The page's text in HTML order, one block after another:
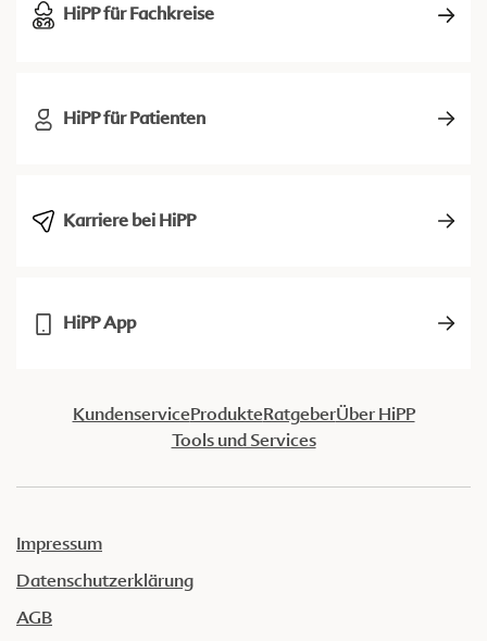
HiPP für Fachkreise
HiPP für Patienten
Karriere bei HiPP
HiPP App
KundenserviceProdukteRatgeberÜber HiPP
Tools und Services
Impressum
Datenschutzerklärung
AGB